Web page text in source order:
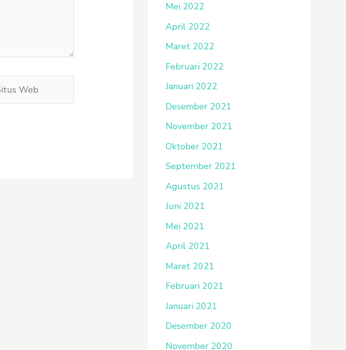
Mei 2022
April 2022
Maret 2022
Februari 2022
Januari 2022
Desember 2021
November 2021
Oktober 2021
September 2021
Agustus 2021
Juni 2021
Mei 2021
April 2021
Maret 2021
Februari 2021
Januari 2021
Desember 2020
November 2020